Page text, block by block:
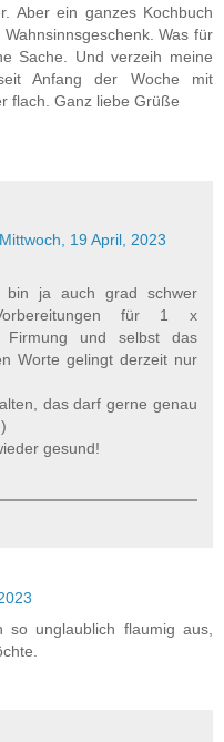
Aber ein ganzes Kochbuch
Was für
Sache. Und verzeih meine
Anfang der Woche mit
flach. Ganz liebe Grüße
Mittwoch, 19 April, 2023
bin ja auch grad schwer
für 1 x
und selbst das
Worte gelingt derzeit nur
das darf gerne genau
gesund!
so unglaublich flaumig aus,